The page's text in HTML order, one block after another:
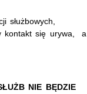
służbowych,
kontakt się urywa, a
NIE BĘDZIE